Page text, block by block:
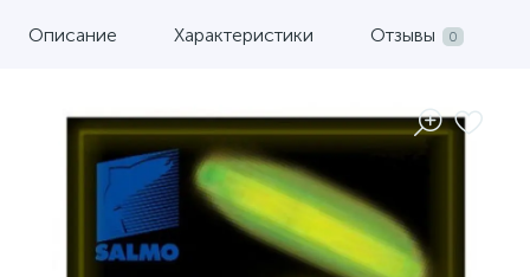
Описание Характеристики Отзывы 0